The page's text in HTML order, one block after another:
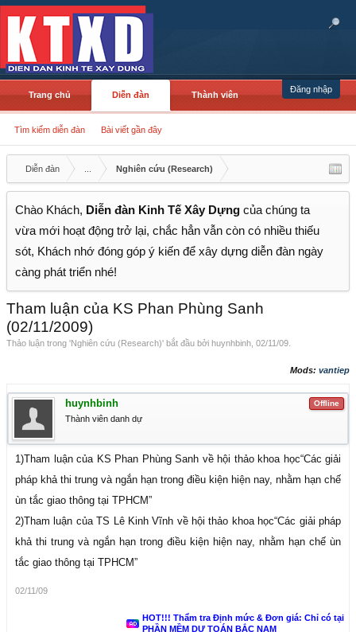
Đăng nhập
Trang chủ Diễn đàn
Tìm kiếm diễn đàn Bài viết gần đây
Thành viên
Diễn đàn Nghiên cứu (Research)
Chào Khách, Diễn đàn Kinh Tế Xây Dựng của chúng ta
vừa mới hoạt động trở lại, chắc hẳn vẫn còn có nhiều thiếu
sót, Khách nhớ đóng góp ý kiến để xây dựng diễn đàn ngày
càng phát triển nhé!
Tham luận của KS Phan Phùng Sanh
(02/11/2009)
Thảo luận trong 'Nghiên cứu (Research)' bắt đầu bởi huynhbinh 02/11/09
Mods: vantiep
Offline
huynhbinh
Thành viên danh dự
1)Tham luận của KS Phan Phùng Sanh về hội thảo khoa học“Các giải
pháp khả thi trung và ngắn hạn trong điều kiện hiện nay, nhằm hạn chế
ùn tắc giao thông tại TPHCM”
2)Tham luận của TS Lê Kinh Vĩnh về hội thảo khoa học“Các giải pháp
khả thi trung và ngắn hạn trong điều kiện hiện nay, nhằm hạn chế ùn
tắc giao thông tại TPHCM”
02/11/09
HOT!!! Thẩm tra Định mức & Đơn giá: Chỉ có tại
PHẦN MỀM DỰ TOÁN BẮC NAM